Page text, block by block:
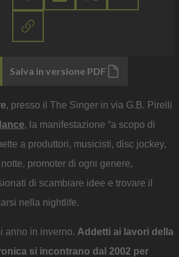
Salva in versione PDF
, presso il The Singer in via G.B. Pirelli
, la manifestazione “a scopo di
a produttori, musicisti, disc jockey,
promoter di ogni genere,
di scambiare idee e trovare il
nella nightlife.
anno in inverno. Addetti ai lavori della
si incontrano dal 2002 per